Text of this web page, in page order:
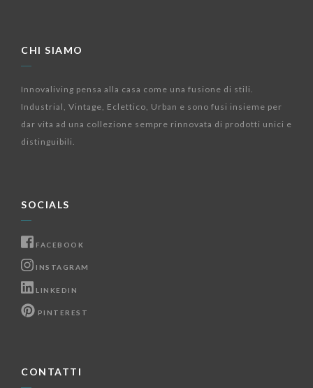
CHI SIAMO
Innovaliving pensa alla casa come una fusione di stili.
Industrial, Vintage, Eclettico, Urban e sono fusi insieme per
dar vita ad una collezione sempre rinnovata di prodotti unici e
distinguibili.
SOCIALS
FACEBOOK
INSTAGRAM
LINKEDIN
PINTEREST
CONTATTI